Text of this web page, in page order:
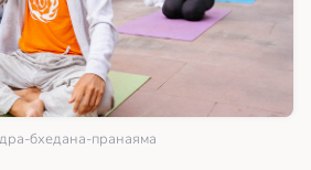
бхедана-пранаяма